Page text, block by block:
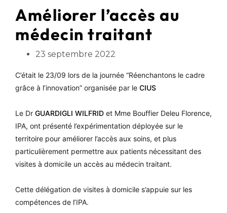
Améliorer l’accès au
médecin traitant
23 septembre 2022
C’était le 23/09 lors de la journée “Réenchantons le cadre
grâce à l’innovation” organisée par le CIUS
Le Dr GUARDIGLI WILFRID et Mme Bouffier Deleu Florence,
IPA, ont présenté l’expérimentation déployée sur le
territoire pour améliorer l’accès aux soins, et plus
particulièrement permettre aux patients nécessitant des
visites à domicile un accès au médecin traitant.
Cette délégation de visites à domicile s’appuie sur les
compétences de l’IPA.